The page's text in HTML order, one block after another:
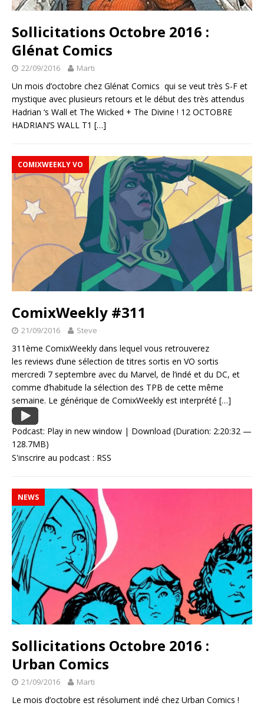
Sollicitations Octobre 2016 :
Glénat Comics
22/09/2016 Marti
Un mois d’octobre chez Glénat Comics qui se veut très S-F et
mystique avec plusieurs retours et le début des très attendus
Hadrian ‘s Wall et The Wicked + The Divine ! 12 OCTOBRE
HADRIAN’S WALL T1 […]
COMIXWEEKLY VO
ComixWeekly #311
21/09/2016 Steve
311ème ComixWeekly dans lequel vous retrouverez
les reviews d’une sélection de titres sortis en VO sortis
mercredi 7 septembre avec du Marvel, de l’indé et du DC, et
comme d’habitude la sélection des TPB de cette même
semaine. Le générique de ComixWeekly est interprété […]
Podcast: Play in new window | Download (Duration: 2:20:32 —
128.7MB)
S'inscrire au podcast : RSS
NEWS
Sollicitations Octobre 2016 :
Urban Comics
21/09/2016 Marti
Le mois d’octobre est résolument indé chez Urban Comics !